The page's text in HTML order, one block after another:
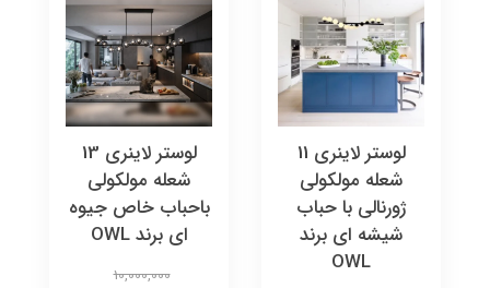
لوستر لاینری 11
شعله مولکولی
ژورنالی با حباب
شیشه ای برند
OWL
لوستر لاینری 13
شعله مولکولی
باحباب خاص جیوه
ای برند OWL
10,000,000